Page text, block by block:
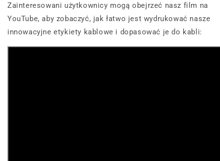
Zainteresowani użytkownicy mogą obejrzeć nasz film na
YouTube, aby zobaczyć, jak łatwo jest wydrukować nasze
innowacyjne etykiety kablowe i dopasować je do kabli: